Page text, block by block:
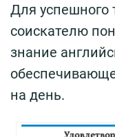
Для успешного
соискателю
знание
на день.